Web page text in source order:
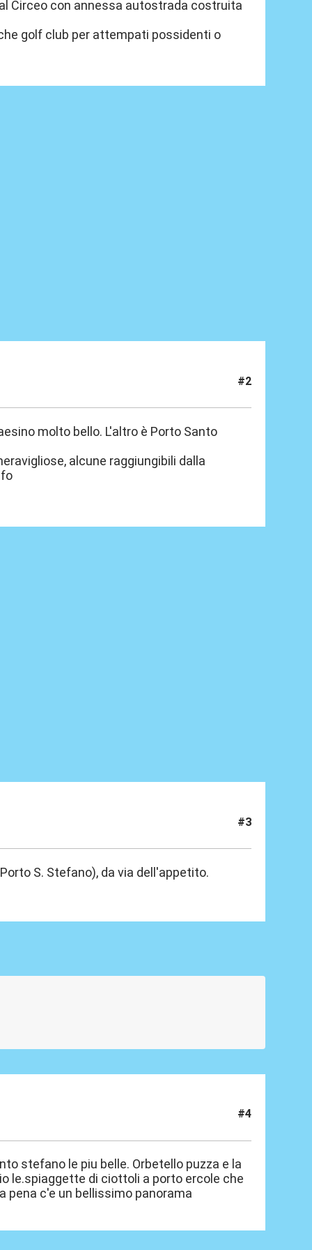
Circeo con annessa autostrada costruita
golf club per attempati possidenti o
#2
molto bello. L'altro è Porto Santo
alcune raggiungibili dalla
#3
S. Stefano), da via dell'appetito.
#4
stefano le piu belle. Orbetello puzza e la
le.spiaggette di ciottoli a porto ercole che
pena c'e un bellissimo panorama